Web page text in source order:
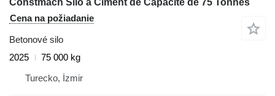
Constmach Silo à Ciment de Capacité de 75 Tonnes
Cena na požiadanie
Betonové silo
2025
75 000 kg
Turecko, İzmir